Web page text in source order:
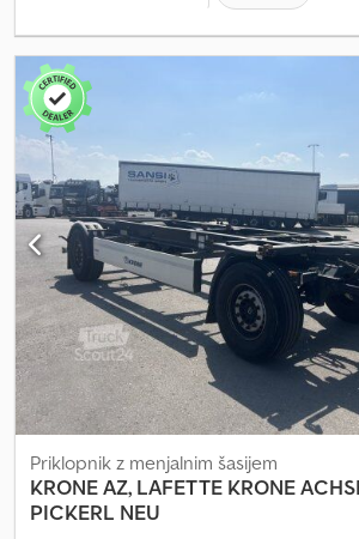
Priklopnik z menjalnim šasijem
KRONEAZ, LAFETTE KRONE
PICKERL NEU